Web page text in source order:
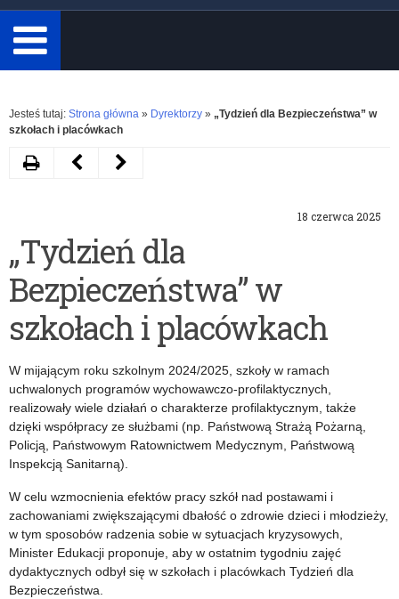
minimum
3
znaki.
Rozwiń
Jesteś tutaj: Strona główna » Dyrektorzy » „Tydzień dla Bezpieczeństwa” w
szkołach i placówkach
18 czerwca 2025
„Tydzień dla
Bezpieczeństwa” w
szkołach i placówkach
W mijającym roku szkolnym 2024/2025, szkoły w ramach
uchwalonych programów wychowawczo-profilaktycznych,
realizowały wiele działań o charakterze profilaktycznym, także
dzięki współpracy ze służbami (np. Państwową Strażą Pożarną,
Policją, Państwowym Ratownictwem Medycznym, Państwową
Inspekcją Sanitarną).
W celu wzmocnienia efektów pracy szkół nad postawami i
zachowaniami zwiększającymi dbałość o zdrowie dzieci i młodzieży,
w tym sposobów radzenia sobie w sytuacjach kryzysowych,
Minister Edukacji proponuje, aby w ostatnim tygodniu zajęć
dydaktycznych odbył się w szkołach i placówkach Tydzień dla
Bezpieczeństwa.
DrukujNastępny
losowy
na
edukacyjne,
wyjazdy
terapeutyczno-
edukacyjne,
zajęcia
opiekuńcze
i
zajęcia
terapeutyczno-
Poprzedni
online
dla
szkół
na
temat
programu
„Cyfrowy
uczeń”
i
narzędzi
Google